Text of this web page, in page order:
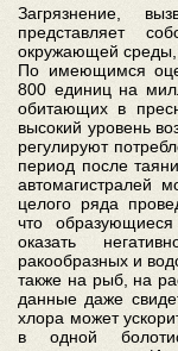
Загрязнение,
представляет
окружающей среды,
По имеющимся
800 единиц на
обитающих в
высокий уровень
регулируют
период после
автомагистралей
целого ряда
что
оказать
ракообразных и
также на рыб, на
данные даже
хлора может
в одной